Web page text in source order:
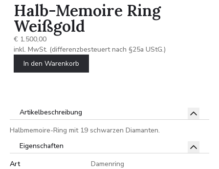
Halb-Memoire Ring
Weißgold
€ 1.500,00
inkl. MwSt. (differenzbesteuert nach §25a UStG.)
In den Warenkorb
Artikelbeschreibung
Halbmemoire-Ring mit 19 schwarzen Diamanten.
Eigenschaften
Art
Damenring